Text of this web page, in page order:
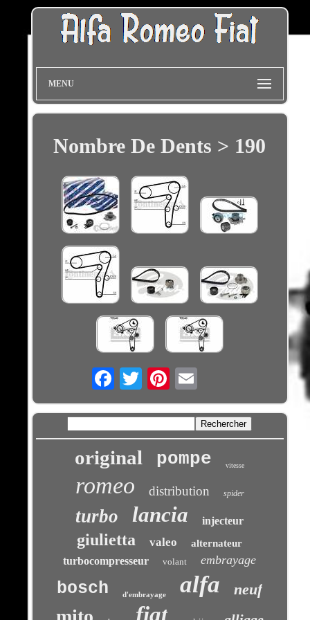
MENU
Nombre De Dents > 190
Email
original pompe vitesse
romeo distribution spider
turbo lancia injecteur
giulietta valeo alternateur
turbocompresseur volant embrayage
bosch d'embrayage alfa neuf
fiat